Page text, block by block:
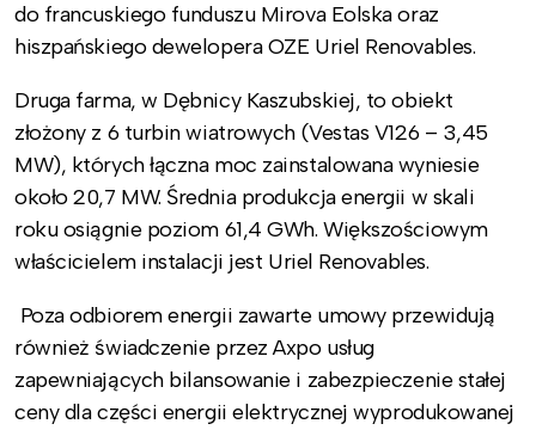
do francuskiego funduszu Mirova Eolska oraz
hiszpańskiego dewelopera OZE Uriel Renovables.
Druga farma, w Dębnicy Kaszubskiej, to obiekt
złożony z 6 turbin wiatrowych (Vestas V126 – 3,45
MW), których łączna moc zainstalowana wyniesie
około 20,7 MW. Średnia produkcja energii w skali
roku osiągnie poziom 61,4 GWh. Większościowym
właścicielem instalacji jest Uriel Renovables.
Poza odbiorem energii zawarte umowy przewidują
również świadczenie przez Axpo usług
zapewniających bilansowanie i zabezpieczenie stałej
ceny dla części energii elektrycznej wyprodukowanej